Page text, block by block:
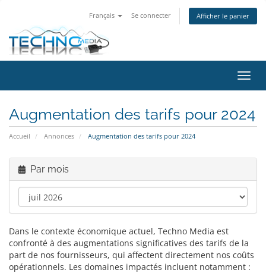
Français Se connecter Afficher le panier
Augmentation des tarifs pour 2024
Accueil Annonces Augmentation des tarifs pour 2024
Par mois
Dans le contexte économique actuel, Techno Media est
confronté à des augmentations significatives des tarifs de la
part de nos fournisseurs, qui affectent directement nos coûts
opérationnels. Les domaines impactés incluent notamment :